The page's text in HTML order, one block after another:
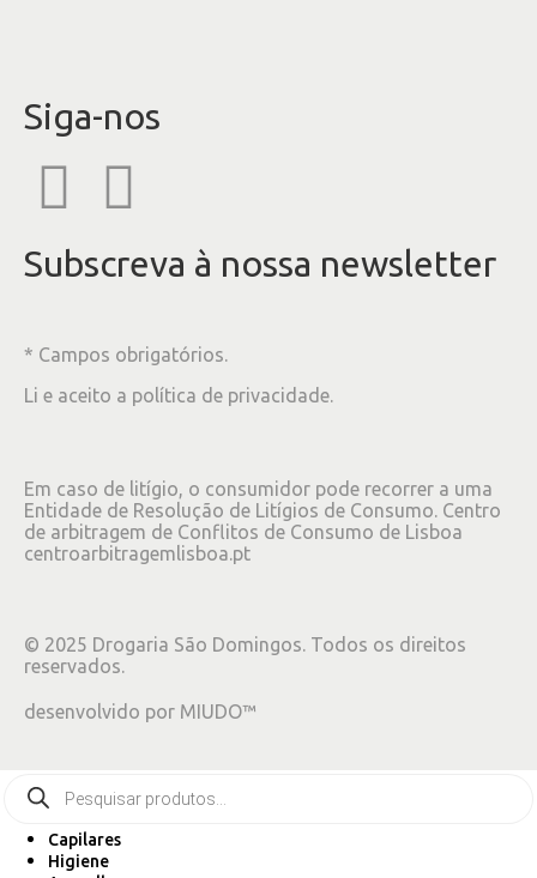
Siga-nos
Subscreva à nossa newsletter
* Campos obrigatórios.
Li e aceito a política de privacidade.
Em caso de litígio, o consumidor pode recorrer a uma
Entidade de Resolução de Litígios de Consumo. Centro
de arbitragem de Conflitos de Consumo de Lisboa
centroarbitragemlisboa.pt
© 2025 Drogaria São Domingos. Todos os direitos
reservados.
desenvolvido por MIUDO™
Capilares
Higiene